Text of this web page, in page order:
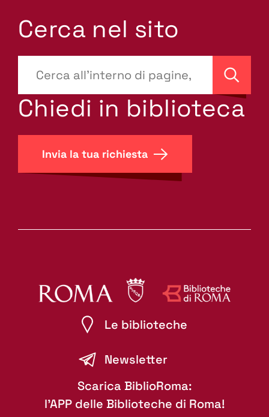
Cerca nel sito
site-
search.label???
Cerca
Chiedi in biblioteca
Invia la tua richiesta
Le biblioteche
Newsletter
Scarica BiblioRoma:
l'APP delle Biblioteche di Roma!